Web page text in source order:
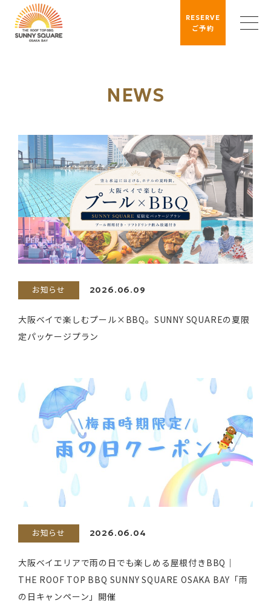
RESERVE
ご予約
NEWS
お知らせ 2026.06.09
大阪ベイで楽しむプール×BBQ。SUNNY SQUAREの夏限
定パッケージプラン
お知らせ 2026.06.04
大阪ベイエリアで雨の日でも楽しめる屋根付きBBQ｜
THE ROOF TOP BBQ SUNNY SQUARE OSAKA BAY「雨
の日キャンペーン」開催